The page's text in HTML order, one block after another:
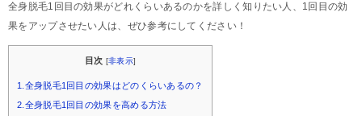
全身脱毛1回目の効果がどれくらいあるのかを詳しく知りたい人、1回目の効
果をアップさせたい人は、ぜひ参考にしてください！
目次 [非表示]
1.全身脱毛1回目の効果はどのくらいあるの？
2.全身脱毛1回目の効果を高める方法